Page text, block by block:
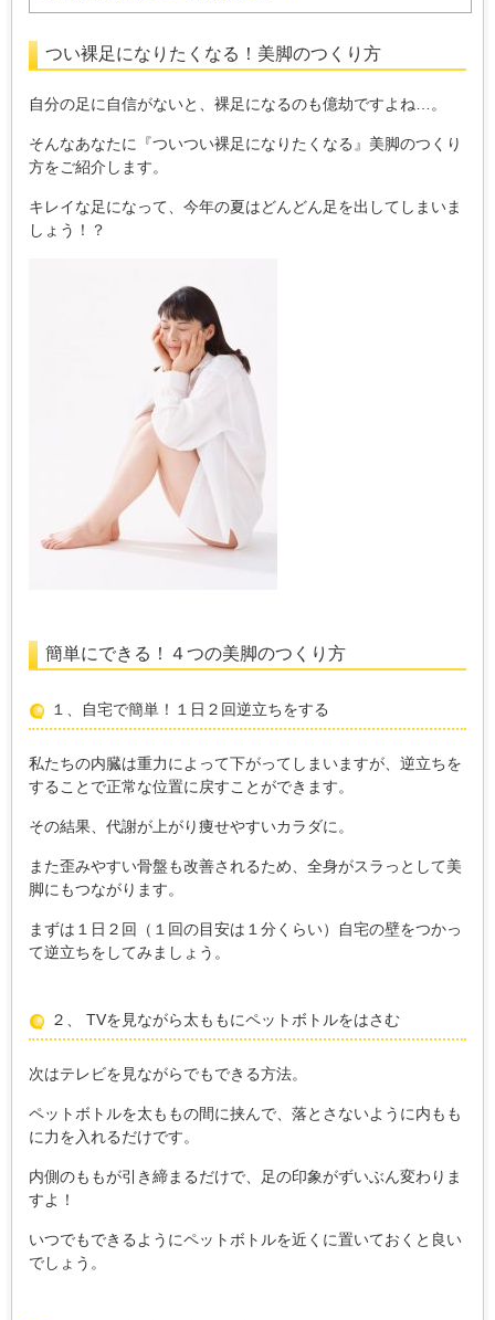
つい裸足になりたくなる！美脚のつくり方
自分の足に自信がないと、裸足になるのも億劫ですよね…。
そんなあなたに『ついつい裸足になりたくなる』美脚のつくり
方をご紹介します。
キレイな足になって、今年の夏はどんどん足を出してしまいま
しょう！？
簡単にできる！４つの美脚のつくり方
１、自宅で簡単！１日２回逆立ちをする
私たちの内臓は重力によって下がってしまいますが、逆立ちを
することで正常な位置に戻すことができます。
その結果、代謝が上がり痩せやすいカラダに。
また歪みやすい骨盤も改善されるため、全身がスラっとして美
脚にもつながります。
まずは１日２回（１回の目安は１分くらい）自宅の壁をつかっ
て逆立ちをしてみましょう。
２、 TVを見ながら太ももにペットボトルをはさむ
次はテレビを見ながらでもできる方法。
ペットボトルを太ももの間に挟んで、落とさないように内もも
に力を入れるだけです。
内側のももが引き締まるだけで、足の印象がずいぶん変わりま
すよ！
いつでもできるようにペットボトルを近くに置いておくと良い
でしょう。